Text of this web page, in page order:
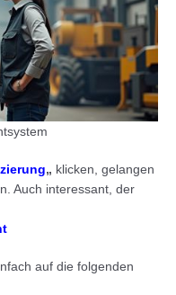
„ klicken, gelangen
Auch interessant, der
auf die folgenden